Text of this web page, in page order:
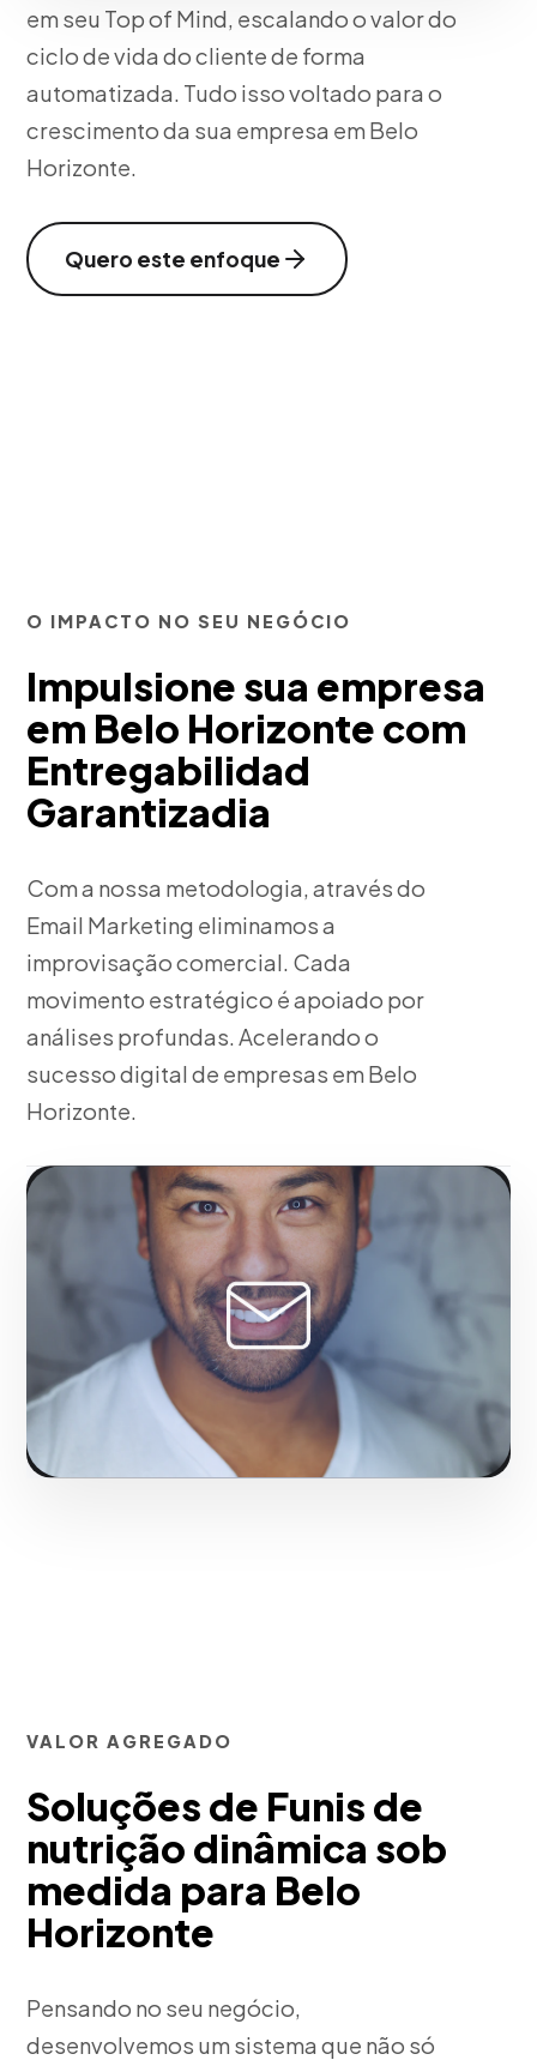
em seu Top of Mind, escalando o valor do
ciclo de vida do cliente de forma
automatizada. Tudo isso voltado para o
crescimento da sua empresa em Belo
Horizonte.
Quero este enfoque
O IMPACTO NO SEU NEGÓCIO
Impulsione sua empresa
em Belo Horizonte com
Entregabilidad
Garantizadia
Com a nossa metodologia, através do
Email Marketing eliminamos a
improvisação comercial. Cada
movimento estratégico é apoiado por
análises profundas. Acelerando o
sucesso digital de empresas em Belo
Horizonte.
Fase 1:
A partir da nossa experiência, auditoria
financeira comercial e detecção de gargalos.
Maximizando o retorno sobre investimento em Belo
Horizonte.
Solicitar serviço
VALOR AGREGADO
Soluções de Funis de
nutrição dinâmica sob
medida para Belo
Horizonte
Pensando no seu negócio,
desenvolvemos um sistema que não só